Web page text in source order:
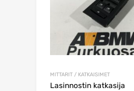
MITTARIT / KATKAISIMET
Lasinnostin katkasija